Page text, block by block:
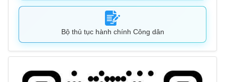
Bộ thủ tục hành chính Công dân